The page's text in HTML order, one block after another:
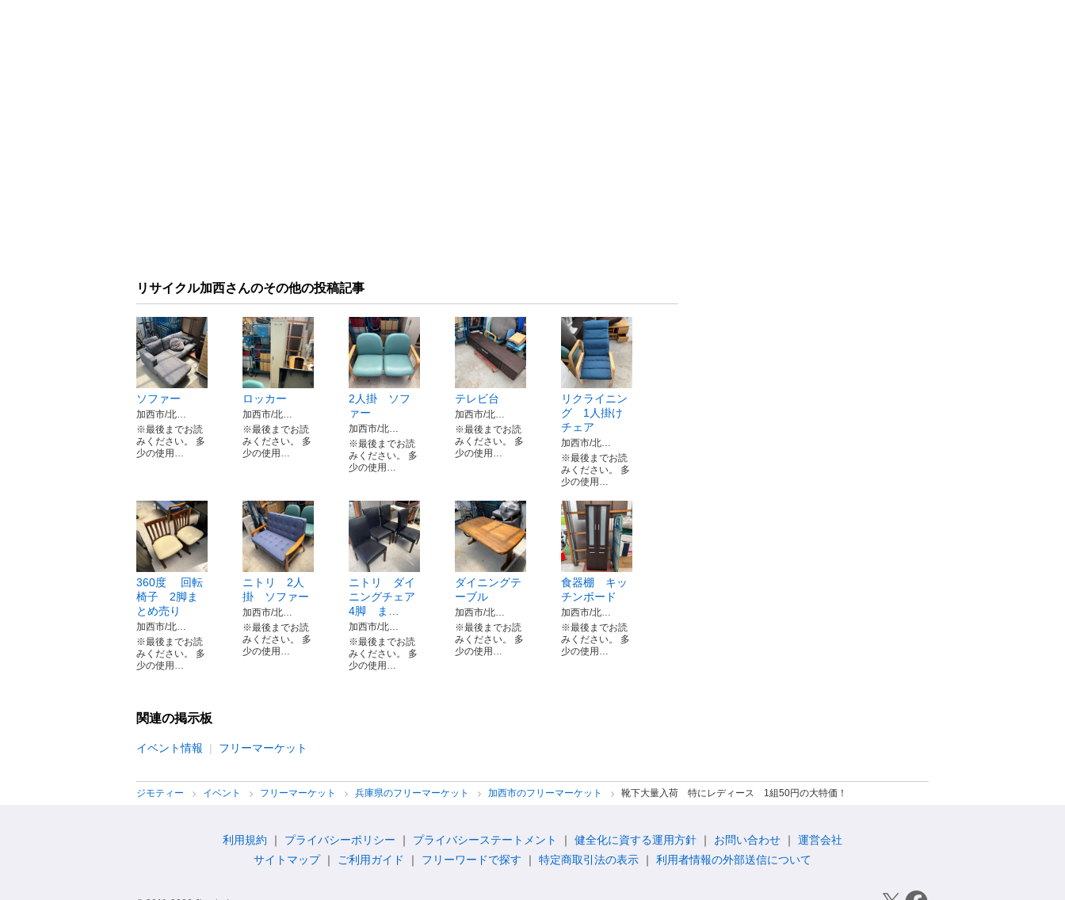
リサイクル加西さんのその他の投稿記事
ソファー
加西市/北…
※最後までお読
みください。 多
少の使用…
ロッカー
加西市/北…
※最後までお読
みください。 多
少の使用…
2人掛 ソフ
ァー
加西市/北…
※最後までお読
みください。 多
少の使用…
テレビ台
加西市/北…
※最後までお読
みください。 多
少の使用…
リクライニン
グ 1人掛け
チェア
加西市/北…
※最後までお読
みください。 多
少の使用…
360度 回転
椅子 2脚ま
とめ売り
加西市/北…
※最後までお読
みください。 多
少の使用…
ニトリ 2人
掛 ソファー
加西市/北…
※最後までお読
みください。 多
少の使用…
ニトリ ダイ
ニングチェア
4脚 ま…
加西市/北…
※最後までお読
みください。 多
少の使用…
ダイニングテ
ーブル
加西市/北…
※最後までお読
みください。 多
少の使用…
食器棚 キッ
チンボード
加西市/北…
※最後までお読
みください。 多
少の使用…
関連の掲示板
イベント情報 フリーマーケット
ジモティー イベント フリーマーケット 兵庫県のフリーマーケット 加西市のフリーマーケット 靴下大量入荷 特にレディース 1組50円の大特価！
利用規約 プライバシーポリシー プライバシーステートメント 健全化に資する運用方針 お問い合わせ
運営会社
サイトマップ
ご利用ガイド フリーワードで探す 特定商取引法の表示 利用者情報の外部送信について